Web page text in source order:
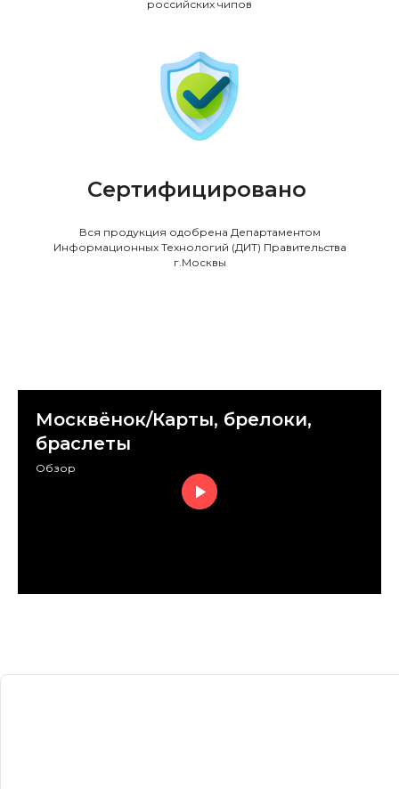
российских чипов
Сертифицировано
Вся продукция одобрена Департаментом
Информационных Технологий (ДИТ) Правительства
г.Москвы
Москвёнок/Карты, брелоки,
браслеты
Обзор